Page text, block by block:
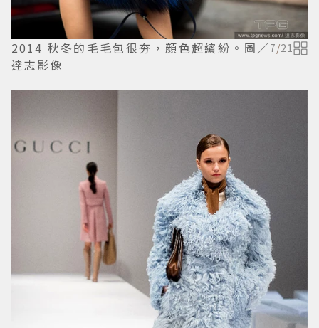
2014 秋冬的毛毛包很夯，顏色超繽紛。圖／
達志影像
7/21